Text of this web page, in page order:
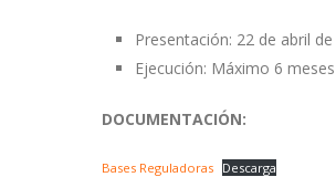
Presentación: 22 de abril de
Ejecución: Máximo 6
DOCUMENTACIÓN:
Bases Reguladoras Descarga